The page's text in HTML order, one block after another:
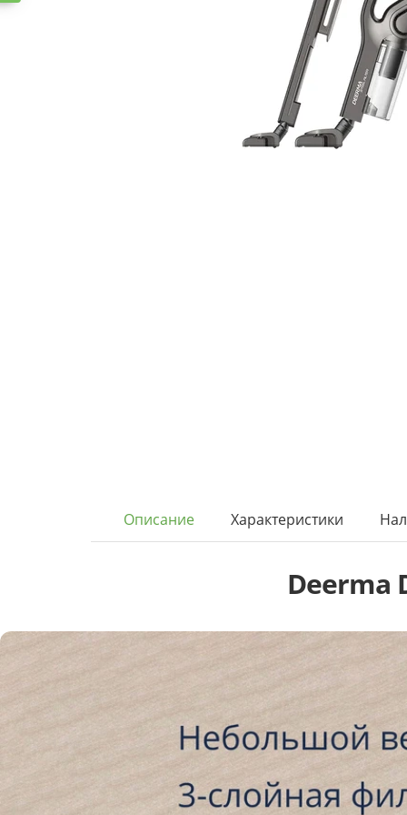
Описание Характеристики
Deerma